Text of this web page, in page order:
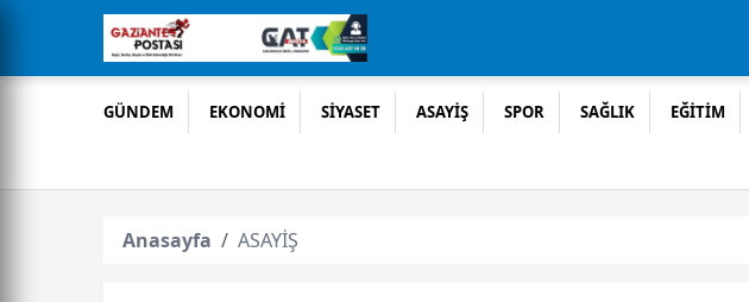
GÜNDEM EKONOMİ SİYASET ASAYİŞ SPOR SAĞLIK EĞİTİM
Anasayfa ASAYİŞ